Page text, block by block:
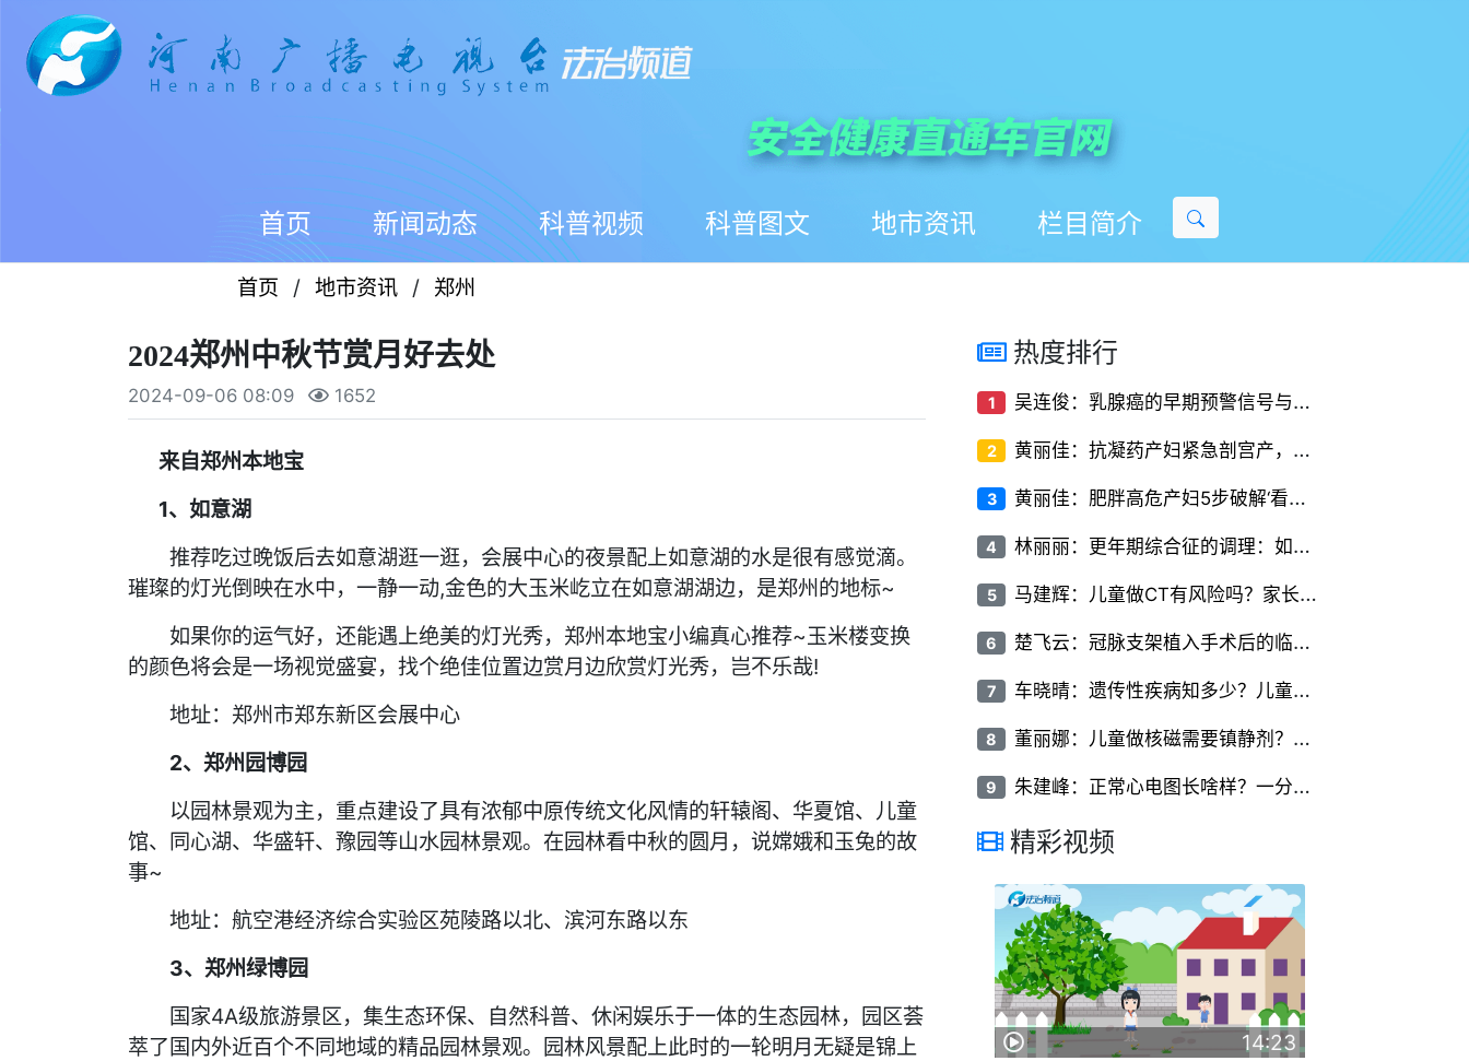
首页 新闻动态 科普视频 科普图文 地市资讯 栏目简介
首页 / 地市资讯 / 郑州
2024郑州中秋节赏月好去处
2024-09-06 08:09 1652
来自郑州本地宝
1、如意湖
推荐吃过晚饭后去如意湖逛一逛，会展中心的夜景配上如意湖的水是很有感觉滴。
璀璨的灯光倒映在水中，一静一动,金色的大玉米屹立在如意湖湖边，是郑州的地标~
如果你的运气好，还能遇上绝美的灯光秀，郑州本地宝小编真心推荐~玉米楼变换
的颜色将会是一场视觉盛宴，找个绝佳位置边赏月边欣赏灯光秀，岂不乐哉!
地址：郑州市郑东新区会展中心
2、郑州园博园
以园林景观为主，重点建设了具有浓郁中原传统文化风情的轩辕阁、华夏馆、儿童
馆、同心湖、华盛轩、豫园等山水园林景观。在园林看中秋的圆月，说嫦娥和玉兔的故
事~
地址：航空港经济综合实验区苑陵路以北、滨河东路以东
3、郑州绿博园
国家4A级旅游景区，集生态环保、自然科普、休闲娱乐于一体的生态园林，园区荟
萃了国内外近百个不同地域的精品园林景观。园林风景配上此时的一轮明月无疑是锦上
热度排行
1 吴
连俊：乳腺癌的早期预警信号与筛查方法
2 黄
丽佳：抗凝药产妇紧急剖宫产，椎管内麻醉的‘停药时间窗’解密
3 黄
丽佳：肥胖高危产妇5步破解‘看不见的椎间隙’
4 林
丽丽：更年期综合征的调理：如何平稳度过更年期
5 马
建辉：儿童做CT有风险吗？家长必知的儿科CT检查常识
6 楚
飞云：冠脉支架植入手术后的临床护理要点有哪些
7 车
晓晴：遗传性疾病知多少？儿童常见遗传病的类型与症状
8 董
丽娜：儿童做核磁需要镇静剂？家长关心的问题全解答
9 朱
建峰：正常心电图长啥样？一分钟看懂P波、QRS波和T波
精彩视频
14:23